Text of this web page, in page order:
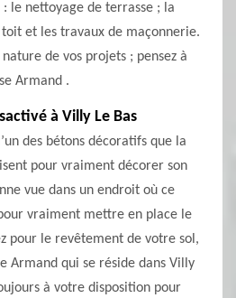
le nettoyage de terrasse ; la
et les travaux de maçonnerie.
de vos projets ; pensez à
Armand .
à Villy Le Bas
des bétons décoratifs que la
pour vraiment décorer son
vue dans un endroit où ce
vraiment mettre en place le
pour le revêtement de votre sol,
Armand qui se réside dans Villy
à votre disposition pour